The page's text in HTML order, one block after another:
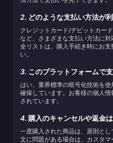
2. どのような支払い方法が
クレジットカード/デビットカー
など、さまざまな支払い方法に
全リストは、購入手続き時にお
い。
3. このプラットフォームで
はい、業界標準の暗号化技術を
確保しています。お客様の個人
されています。
4. 購入のキャンセルや返金
一度購入された商品は、原則と
文に問題がある場合は、カスタ